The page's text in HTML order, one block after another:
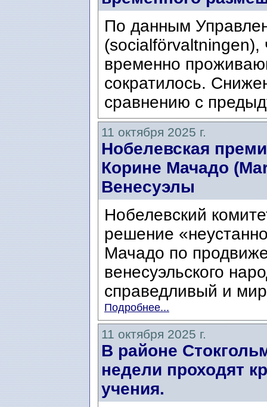
По данным
(socialförvaltningen),
временно
сократилось.
сравнению с
11 октября 2025 г.
Нобелевская
Корине Мачадо
Венесуэлы
Нобелевский
решение
Мачадо по
венесуэльского
справедливый и
Подробнее...
11 октября 2025 г.
В районе
недели проходят
учения.